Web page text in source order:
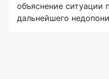
объяснение ситуации
дальнейшего